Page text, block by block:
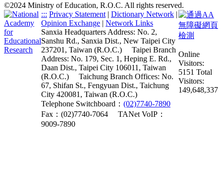
©2024 Ministry of Education, R.O.C. All rights reserved.
::: Privacy Statement | Dictionary Network |
Opinion Exchange | Network Links
Sanxia Headquarters Address: No. 2,
Sanshu Rd., Sanxia Dist., New Taipei City
237201, Taiwan (R.O.C.)
Taipei Branch
Address: No. 179, Sec. 1, Heping E. Rd.,
Daan Dist., Taipei City 106011, Taiwan
(R.O.C.)
Taichung Branch Offices: No.
67, Shifan St., Fengyuan Dist., Taichung
City 420081, Taiwan (R.O.C.)
Telephone Switchboard： (02)7740-7890
Fax：(02)7740-7064
TANet VoIP：
9009-7890
Online
Visitors:
5151 Total
Visitors:
149,648,337